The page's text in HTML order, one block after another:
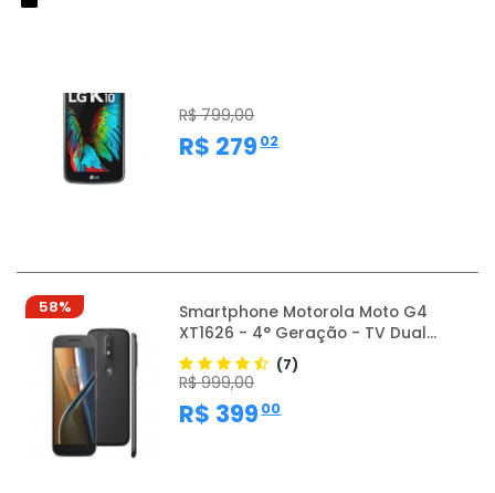
R$ 799,00
R$ 279 ,02
58%
Smartphone Motorola Moto G4
XT1626 - 4° Geração - TV Dual...
(7)
R$ 999,00
R$ 399 ,00